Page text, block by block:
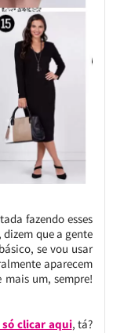
fazendo esses
que a gente
se vou usar
aparecem
mais um, sempre!
clicar aqui, tá?